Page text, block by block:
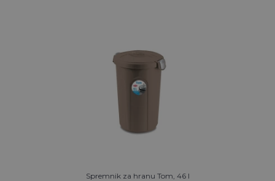
Spremnik za hranu Tom, 46 l